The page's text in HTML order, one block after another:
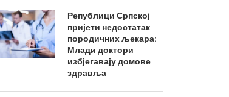
Републици Српској
пријети недостатак
породичних љекара:
Млади доктори
избјегавају домове
здравља